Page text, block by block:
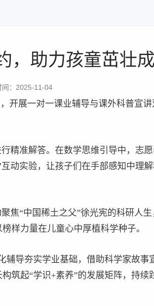
，助力孩童茁壮
间：2025-11-04
开展一对一课业辅导与课外科普宣
精准解答。在数学思维引导中，志
动实验，让孩子们在手部感知中理
焦“中国稀土之父”徐光宪的科研人
样力量在儿童心中厚植科学种子。
辅导夯实学业基础，借助科学家故事
筑起“学识+素养”的发展矩阵，持续